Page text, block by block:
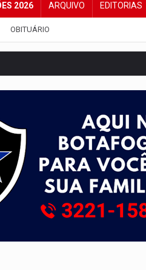
2026 ARQUIVO EDITORIAS
OBITUÁRIO